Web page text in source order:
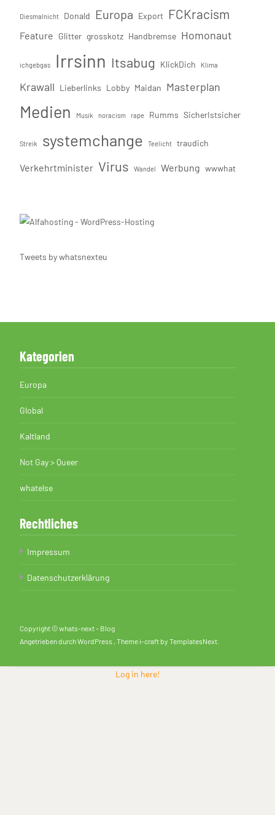
Diesmalnicht Donald Europa Export FCKracism
Feature Glitter grosskotz Handbremse Homonaut
ichgebgas Irrsinn Itsabug KlickDich Klima
Krawall Lieberlinks Lobby Maidan Masterplan
Medien Musik noracism rape Rumms SicherIstsicher
Streik systemchange Teelicht traudich
Verkehrtminister Virus Wandel Werbung wwwhat
Tweets by whatsnexteu
Kategorien
Europa
Global
Kaltland
Not Gay > Queer
whatelse
Rechtliches
Impressum
Datenschutzerklärung
Copyright © whats-next - Blog
Angetrieben durch WordPress , Theme i-craft by TemplatesNext.
Log in here!